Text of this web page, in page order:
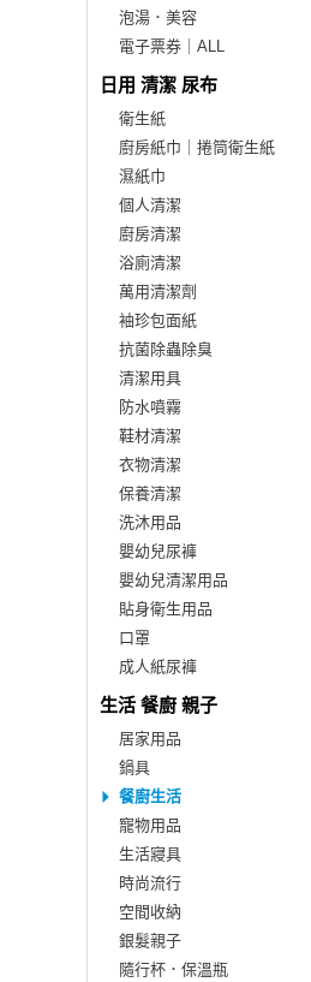
泡湯．美容
電子票券｜ALL
日用 清潔 尿布
衛生紙
廚房紙巾｜捲筒衛生紙
濕紙巾
個人清潔
廚房清潔
浴廁清潔
萬用清潔劑
袖珍包面紙
抗菌除蟲除臭
清潔用具
防水噴霧
鞋材清潔
衣物清潔
保養清潔
洗沐用品
嬰幼兒尿褲
嬰幼兒清潔用品
貼身衛生用品
口罩
成人紙尿褲
生活 餐廚 親子
居家用品
鍋具
餐廚生活
寵物用品
生活寢具
時尚流行
空間收納
銀髮親子
隨行杯．保溫瓶